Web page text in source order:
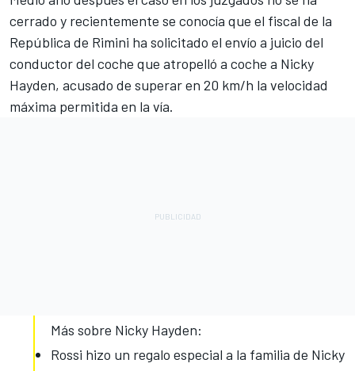
cerrado y recientemente se conocía que el fiscal de la
República de Rimini ha solicitado el envío a juicio del
conductor del coche que atropelló a coche a Nicky
Hayden, acusado de superar en 20 km/h la velocidad
máxima permitida en la vía.
Más sobre Nicky Hayden:
Rossi hizo un regalo especial a la familia de Nicky